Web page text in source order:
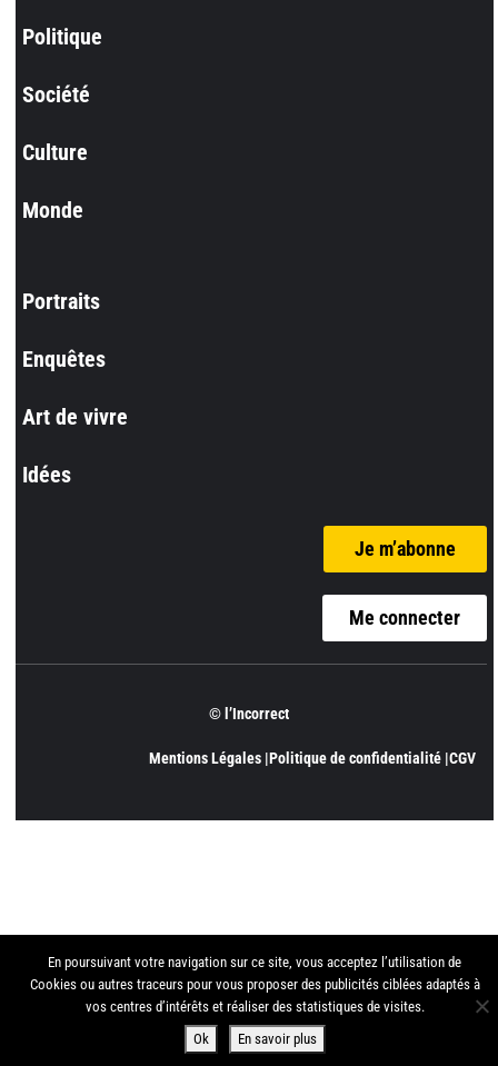
Politique
Société
Culture
Monde
Portraits
Enquêtes
Art de vivre
Idées
Je m’abonne
Me connecter
© l’Incorrect
Mentions Légales |Politique de confidentialité |CGV
En poursuivant votre navigation sur ce site, vous acceptez l’utilisation de
Cookies ou autres traceurs pour vous proposer des publicités ciblées adaptés à
vos centres d’intérêts et réaliser des statistiques de visites.
Ok
En savoir plus